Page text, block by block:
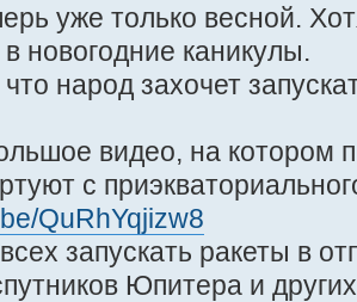
уже только весной.
новогодние каникулы.
народ захочет
видео, на котором
с
QuRhYqjizw8
запускать ракеты в
Юпитера и